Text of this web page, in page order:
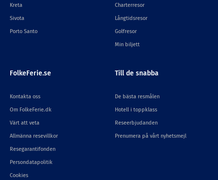
Kreta
Sivota
Porto Santo
Charterresor
Långtidsresor
Golfresor
Min biljett
FolkeFerie.se
Kontakta oss
Om FolkeFerie.dk
Värt att veta
Allmänna resevillkor
Resegarantifonden
Persondatapolitik
Cookies
Till de snabba
De bästa resmålen
Hotell i toppklass
Reseerbjudanden
Prenumera på vårt nyhetsmejl